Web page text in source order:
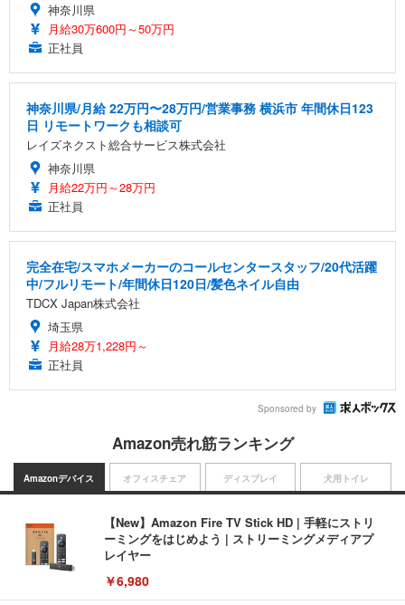
神奈川県
月給30万600円～50万円
正社員
神奈川県/月給 22万円〜28万円/営業事務 横浜市 年間休日123
日 リモートワークも相談可
レイズネクスト総合サービス株式会社
神奈川県
月給22万円～28万円
正社員
完全在宅/スマホメーカーのコールセンタースタッフ/20代活躍
中/フルリモート/年間休日120日/髪色ネイル自由
TDCX Japan株式会社
埼玉県
月給28万1,228円～
正社員
Sponsored by
Amazon売れ筋ランキング
Amazonデバイス
【New】Amazon Fire TV Stick HD | 手軽にストリ
ーミングをはじめよう | ストリーミングメディアプ
レイヤー
￥6,980
オフィスチェア ディスプレイ 犬用トイレ